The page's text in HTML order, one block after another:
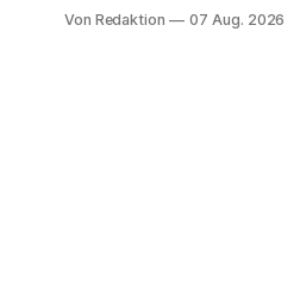
Von Redaktion 07 Aug. 2026